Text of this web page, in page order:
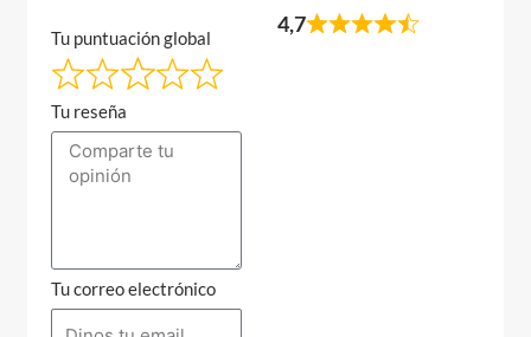
Tu puntuación global
Tu reseña
Tu correo electrónico
4,7